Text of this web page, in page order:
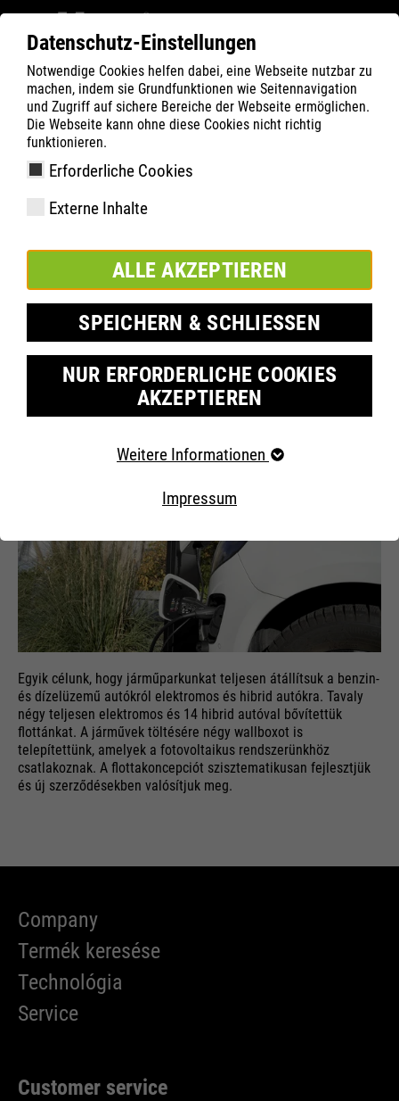
Datenschutz-Einstellungen
Notwendige Cookies helfen dabei, eine Webseite nutzbar zu
machen, indem sie Grundfunktionen wie Seitennavigation
und Zugriff auf sichere Bereiche der Webseite ermöglichen.
Die Webseite kann ohne diese Cookies nicht richtig
funktionieren.
Erforderliche Cookies
Externe Inhalte
ALLE AKZEPTIEREN
SPEICHERN & SCHLIESSEN
NUR ERFORDERLICHE COOKIES
AKZEPTIEREN
Erforderliche Cookies
der Webseite benötigt. Dadurch ist gewährleistet, dass
die Webseite einwandfrei funktioniert..
Externe Inhalte
Weitere Informationen
Impressum
ATLAS Company
fenntarthatóság
ENVIRONMENT & SUSTAINABILITY
MOBILITÁS
MOBILITÁS
Dortmundi telephelyünk a vállalatunk európai központja. Több
mint 200 munkatársunk dolgozik naponta a dortmundi
hatással van ökológiai lábnyomunkra, ezért rövid és
középtávon fenntartható megoldásokra térünk át.
Egyik célunk, hogy járműparkunkat teljesen átállítsuk a benzin-
és dízelüzemű autókról elektromos és hibrid autókra. Tavaly
négy teljesen elektromos és 14 hibrid autóval bővítettük
flottánkat. A járművek töltésére négy wallboxot is
telepítettünk, amelyek a fotovoltaikus rendszerünkhöz
csatlakoznak. A flottakoncepciót szisztematikusan fejlesztjük
és új szerződésekben valósítjuk meg.
Company
Termék keresése
Technológia
Service
Customer service